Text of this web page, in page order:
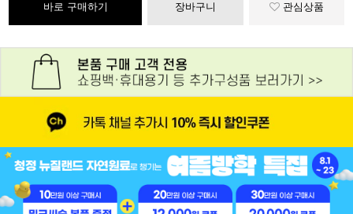
바로 구매하기 장바구니 관심상품